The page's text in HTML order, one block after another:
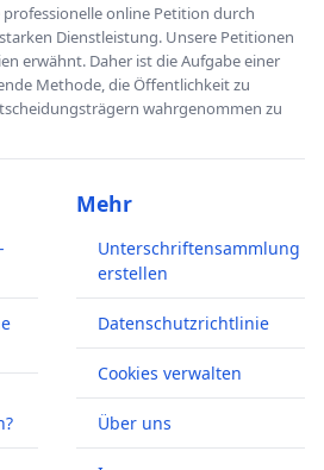
professionelle online Petition durch
Dienstleistung. Unsere Petitionen
erwähnt. Daher ist die Aufgabe einer
Methode, die Öffentlichkeit zu
wahrgenommen zu
Mehr
Unterschriftensammlung
erstellen
Datenschutzrichtlinie
Cookies verwalten
Über uns